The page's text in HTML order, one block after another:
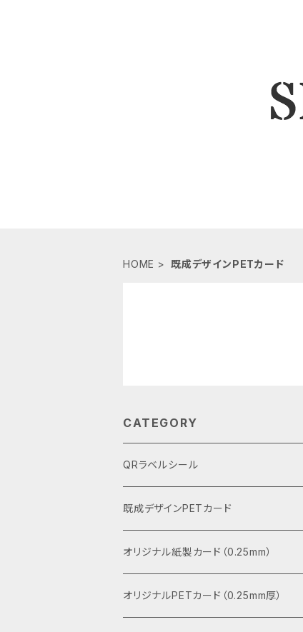
HOME 既成デザインPETカード
CATEGORY
QRラベルシール
既成デザインPETカード
オリジナル紙製カード（0.25mm）
オリジナルPETカード（0.25mm厚）